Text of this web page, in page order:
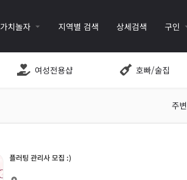
가치놀자 지역별 검색 상세검색 구인
여성전용샵 호빠/술집
주변
플러팅 관리사 모집 :)